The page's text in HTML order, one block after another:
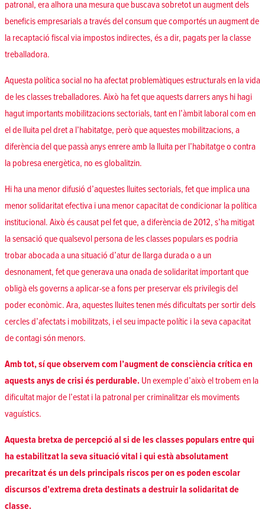
patronal, era alhora una mesura que buscava sobretot un augment dels
beneficis empresarials a través del consum que comportés un augment de
la recaptació fiscal via impostos indirectes, és a dir, pagats per la classe
treballadora.
Aquesta política social no ha afectat problemàtiques estructurals en la vida
de les classes treballadores. Això ha fet que aquests darrers anys hi hagi
hagut importants mobilitzacions sectorials, tant en l’àmbit laboral com en
el de lluita pel dret a l’habitatge, però que aquestes mobilitzacions, a
diferència del que passà anys enrere amb la lluita per l’habitatge o contra
la pobresa energètica, no es globalitzin.
Hi ha una menor difusió d’aquestes lluites sectorials, fet que implica una
menor solidaritat efectiva i una menor capacitat de condicionar la política
institucional. Això és causat pel fet que, a diferència de 2012, s’ha mitigat
la sensació que qualsevol persona de les classes populars es podria
trobar abocada a una situació d’atur de llarga durada o a un
desnonament, fet que generava una onada de solidaritat important que
obligà els governs a aplicar-se a fons per preservar els privilegis del
poder econòmic. Ara, aquestes lluites tenen més dificultats per sortir dels
cercles d’afectats i mobilitzats, i el seu impacte polític i la seva capacitat
de contagi són menors.
Amb tot, sí que observem com l’augment de consciència crítica en
aquests anys de crisi és perdurable. Un exemple d’això el trobem en la
dificultat major de l’estat i la patronal per criminalitzar els moviments
vaguístics.
Aquesta bretxa de percepció al si de les classes populars entre qui
ha estabilitzat la seva situació vital i qui està absolutament
precaritzat és un dels principals riscos per on es poden escolar
discursos d’extrema dreta destinats a destruir la solidaritat de
classe.